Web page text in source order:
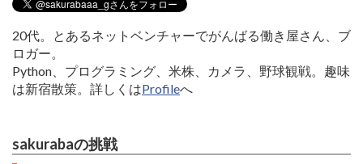
20代。とあるネットベンチャーでがんばる働き屋さん、ブ
ロガー。
Python、プログラミング、米株、カメラ、野球観戦。趣味
は新宿散策。詳しくはProfileへ
sakurabaの挑戦